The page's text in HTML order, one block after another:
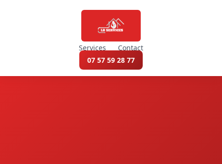
Services
Contact
07 57 59 28 77